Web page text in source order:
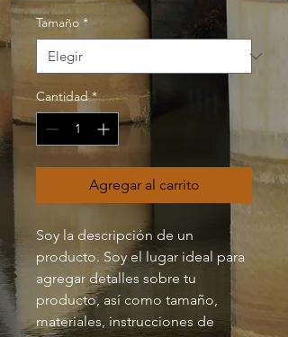
Tamaño *
Cantidad *
Agregar al carrito
Soy la descripción de un
producto. Soy el lugar ideal para
agregar detalles sobre tu
producto, así como tamaño,
materiales, instrucciones de